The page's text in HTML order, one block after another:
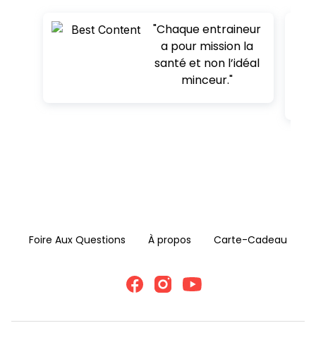
"Chaque entraineur
a pour mission la
santé et non l’idéal
minceur."
Foire Aux Questions À propos Carte-Cadeau